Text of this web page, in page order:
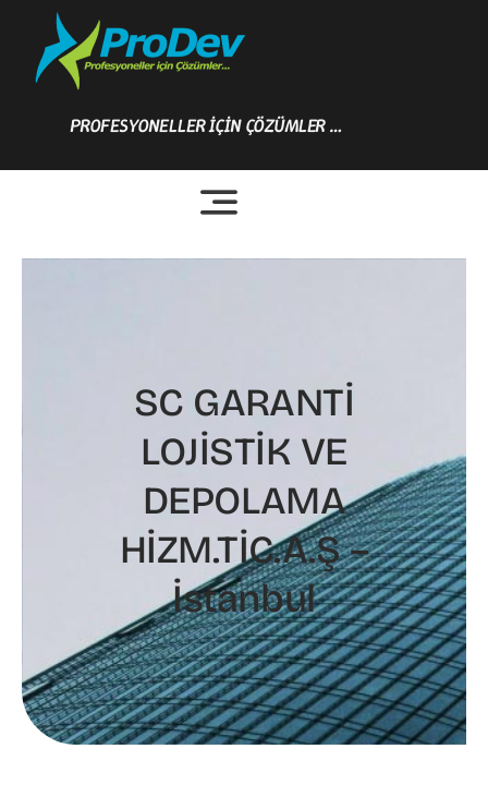
content
PROFESYONELLER İÇİN ÇÖZÜMLER …
SC GARANTİ
LOJİSTİK VE
DEPOLAMA
HİZM.TİC.A.Ş –
İstanbul